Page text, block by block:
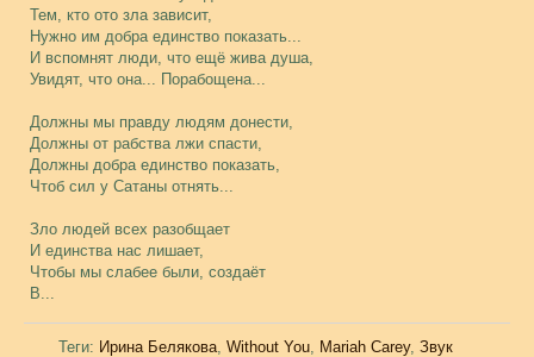
Тем, кто ото зла зависит,
Нужно им добра единство показать...
И вспомнят люди, что ещё жива душа,
Увидят, что она... Порабощена...
Должны мы правду людям донести,
Должны от рабства лжи спасти,
Должны добра единство показать,
Чтоб сил у Сатаны отнять...
Зло людей всех разобщает
И единства нас лишает,
Чтобы мы слабее были, создаёт
В...
Теги: Ирина Белякова, Without You, Mariah Carey, Звук